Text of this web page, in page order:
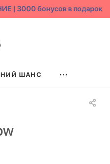
3000 бонусов в подарок
ШАНС